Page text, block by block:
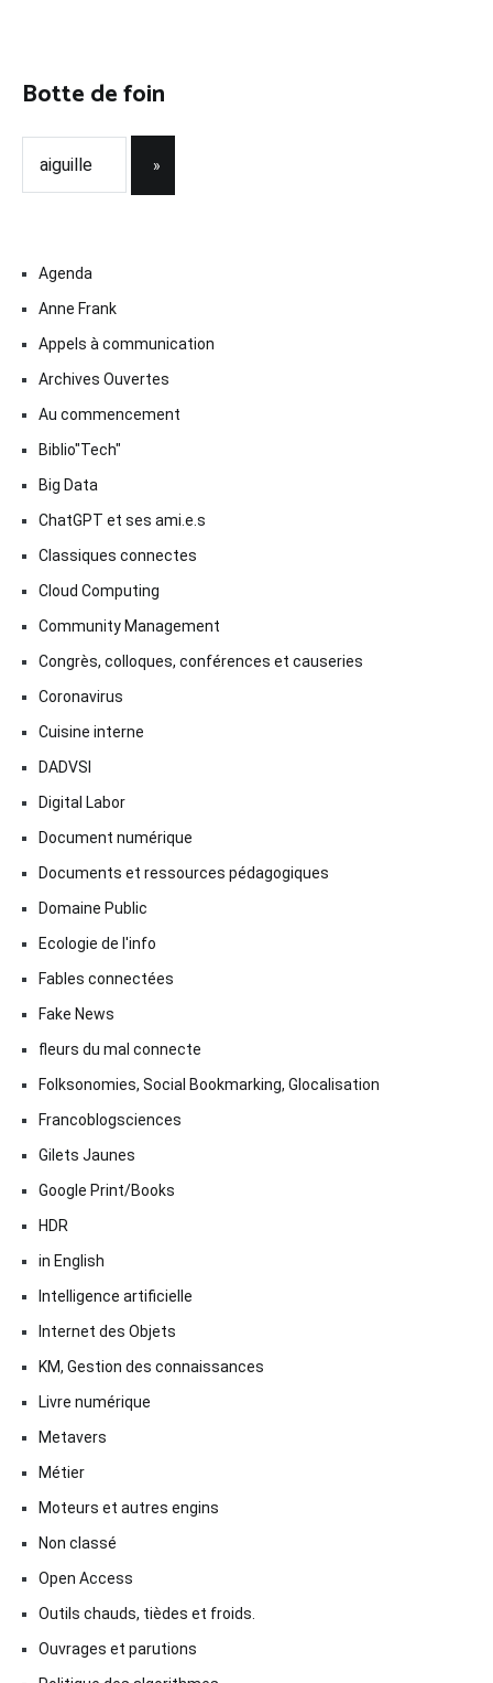
Botte de foin
Agenda
Anne Frank
Appels à communication
Archives Ouvertes
Au commencement
Biblio"Tech"
Big Data
ChatGPT et ses ami.e.s
Classiques connectes
Cloud Computing
Community Management
Congrès, colloques, conférences et causeries
Coronavirus
Cuisine interne
DADVSI
Digital Labor
Document numérique
Documents et ressources pédagogiques
Domaine Public
Ecologie de l'info
Fables connectées
Fake News
fleurs du mal connecte
Folksonomies, Social Bookmarking, Glocalisation
Francoblogsciences
Gilets Jaunes
Google Print/Books
HDR
in English
Intelligence artificielle
Internet des Objets
KM, Gestion des connaissances
Livre numérique
Metavers
Métier
Moteurs et autres engins
Non classé
Open Access
Outils chauds, tièdes et froids.
Ouvrages et parutions